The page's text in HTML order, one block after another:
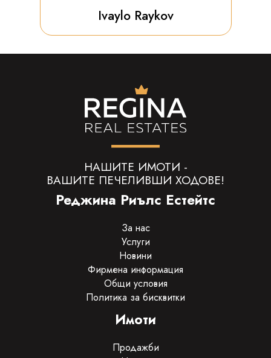
Ivaylo Raykov
НАШИТЕ ИМОТИ -
ВАШИТЕ ПЕЧЕЛИВШИ ХОДОВЕ!
Реджина Риълс Естейтс
За нас
Услуги
Новини
Фирмена информация
Общи условия
Политика за бисквитки
Имоти
Продажби